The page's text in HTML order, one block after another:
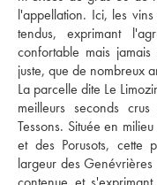
l'appellation. Ici, les
tendus, exprimant
confortable mais
juste, que de nombreux
La parcelle dite Le
meilleurs seconds
Tessons. Située en
et des Porusots, cette
largeur des Genévrières